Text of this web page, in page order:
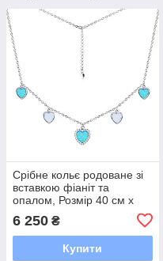
Срібне кольє родоване зі
вставкою фіаніт та
опалом, Розмір 40 см x
6 250 ₴
Купити